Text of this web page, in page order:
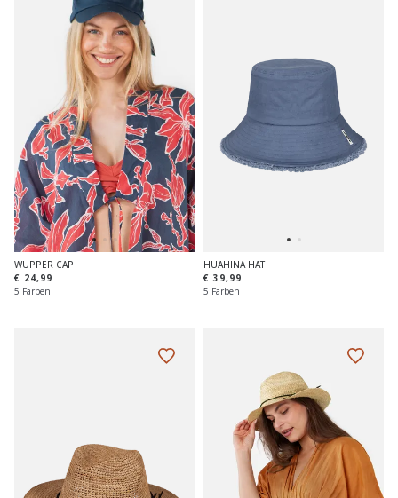
WUPPER CAP
€ 24,99
5 Farben
HUAHINA HAT
€ 39,99
5 Farben